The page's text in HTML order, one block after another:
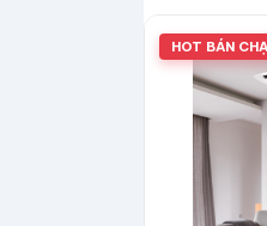
HOT BÁN